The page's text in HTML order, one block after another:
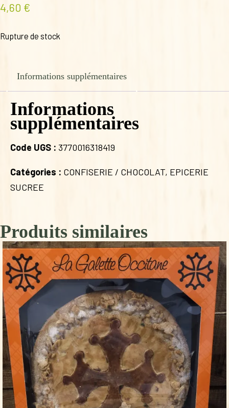
4,60 €
Rupture de stock
Informations supplémentaires
Informations
supplémentaires
Code UGS : 3770016318419
Catégories : CONFISERIE / CHOCOLAT, EPICERIE
SUCREE
Produits similaires